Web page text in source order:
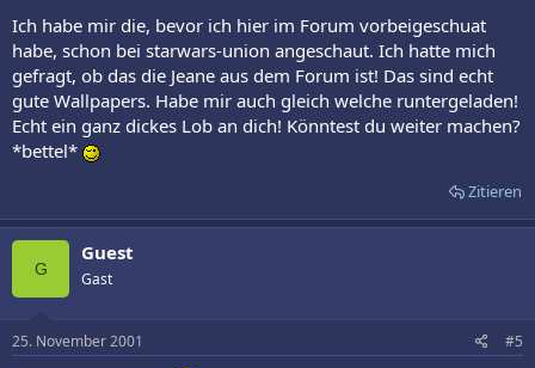
Ich habe mir die, bevor ich hier im Forum vorbeigeschuat
habe, schon bei starwars-union angeschaut. Ich hatte mich
gefragt, ob das die Jeane aus dem Forum ist! Das sind echt
gute Wallpapers. Habe mir auch gleich welche runtergeladen!
Echt ein ganz dickes Lob an dich! Könntest du weiter machen?
*bettel*
Zitieren
G
Guest
Gast
25. November 2001 #5